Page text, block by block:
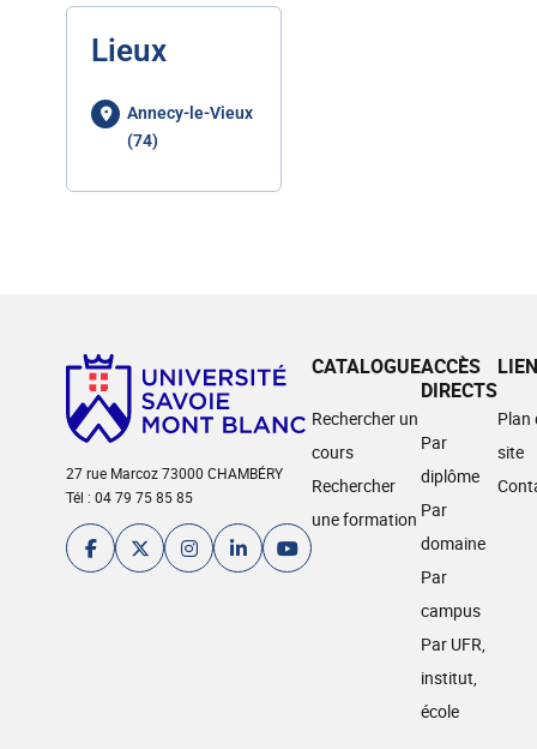
Lieux
Annecy-le-Vieux
(74)
27 rue Marcoz 73000 CHAMBÉRY
Tél : 04 79 75 85 85
CATALOGUE
Rechercher un
cours
Rechercher
une formation
ACCÈS
DIRECTS
Par
diplôme
Par
domaine
Par
campus
Par UFR,
institut,
école
Plan
site